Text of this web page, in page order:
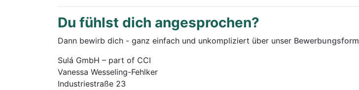
Du fühlst dich angesprochen?
Dann bewirb dich - ganz einfach und unkompliziert über unser
Sulá GmbH – part of CCI
Vanessa Wesseling-Fehlker
Industriestraße 23